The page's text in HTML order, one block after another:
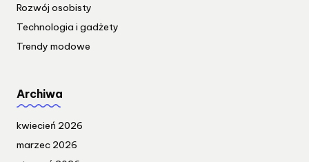
Rozwój osobisty
Technologia i gadżety
Trendy modowe
Archiwa
kwiecień 2026
marzec 2026